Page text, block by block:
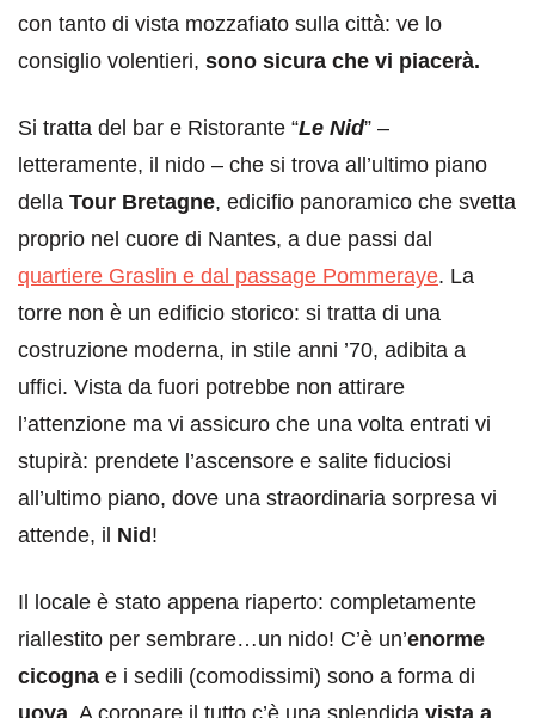
con tanto di vista mozzafiato sulla città: ve lo
consiglio volentieri, sono sicura che vi piacerà.
Si tratta del bar e Ristorante “Le Nid” –
letteramente, il nido – che si trova all’ultimo piano
della Tour Bretagne, edicifio panoramico che svetta
proprio nel cuore di Nantes, a due passi dal
quartiere Graslin e dal passage Pommeraye. La
torre non è un edificio storico: si tratta di una
costruzione moderna, in stile anni ’70, adibita a
uffici. Vista da fuori potrebbe non attirare
l’attenzione ma vi assicuro che una volta entrati vi
stupirà: prendete l’ascensore e salite fiduciosi
all’ultimo piano, dove una straordinaria sorpresa vi
attende, il Nid !
Il locale è stato appena riaperto: completamente
riallestito per sembrare…un nido! C’è un’enorme
cicogna e i sedili (comodissimi) sono a forma di
uova . A coronare il tutto c’è una splendida vista a